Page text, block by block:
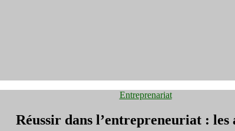
Catégories
Entreprenariat
Réussir dans l’entrepreneuriat : les